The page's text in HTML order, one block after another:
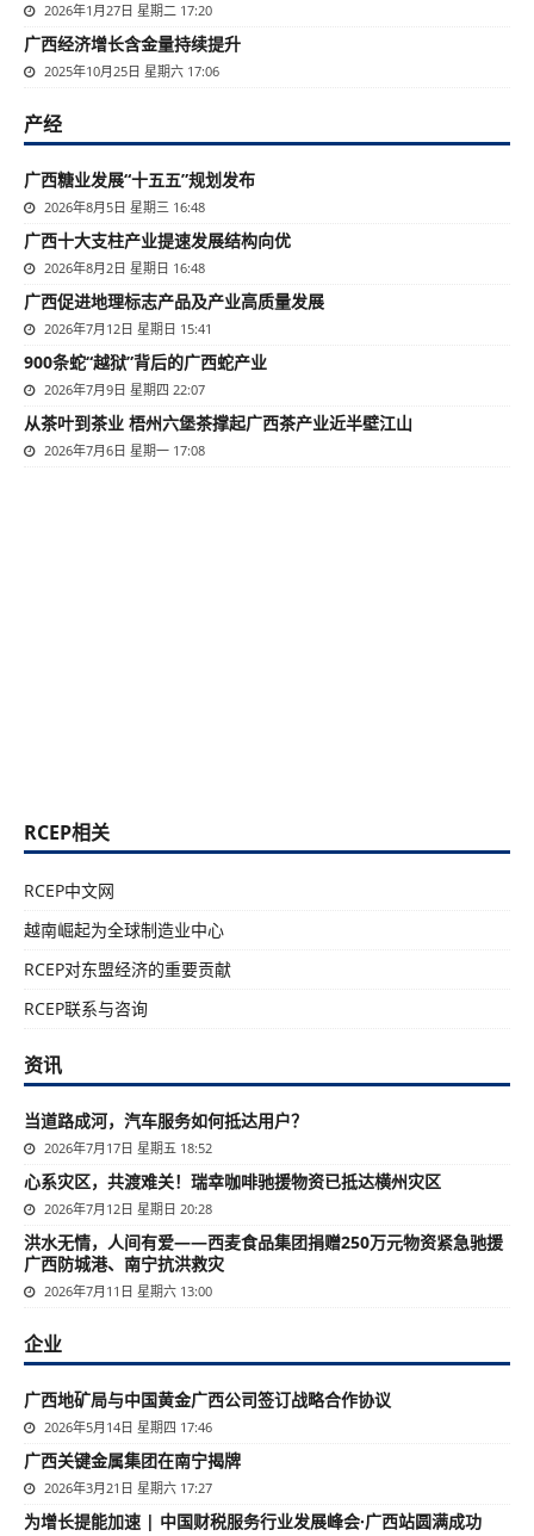
2026年1月27日 星期二 17:20
广西经济增长含金量持续提升
2025年10月25日 星期六 17:06
产经
广西糖业发展“十五五”规划发布
2026年8月5日 星期三 16:48
广西十大支柱产业提速发展结构向优
2026年8月2日 星期日 16:48
广西促进地理标志产品及产业高质量发展
2026年7月12日 星期日 15:41
900条蛇“越狱”背后的广西蛇产业
2026年7月9日 星期四 22:07
从茶叶到茶业 梧州六堡茶撑起广西茶产业近半壁江山
2026年7月6日 星期一 17:08
RCEP相关
RCEP中文网
越南崛起为全球制造业中心
RCEP对东盟经济的重要贡献
RCEP联系与咨询
资讯
当道路成河，汽车服务如何抵达用户？
2026年7月17日 星期五 18:52
心系灾区，共渡难关！瑞幸咖啡驰援物资已抵达横州灾区
2026年7月12日 星期日 20:28
洪水无情，人间有爱——西麦食品集团捐赠250万元物资紧急驰援
广西防城港、南宁抗洪救灾
2026年7月11日 星期六 13:00
企业
广西地矿局与中国黄金广西公司签订战略合作协议
2026年5月14日 星期四 17:46
广西关键金属集团在南宁揭牌
2026年3月21日 星期六 17:27
为增长提能加速 | 中国财税服务行业发展峰会·广西站圆满成功